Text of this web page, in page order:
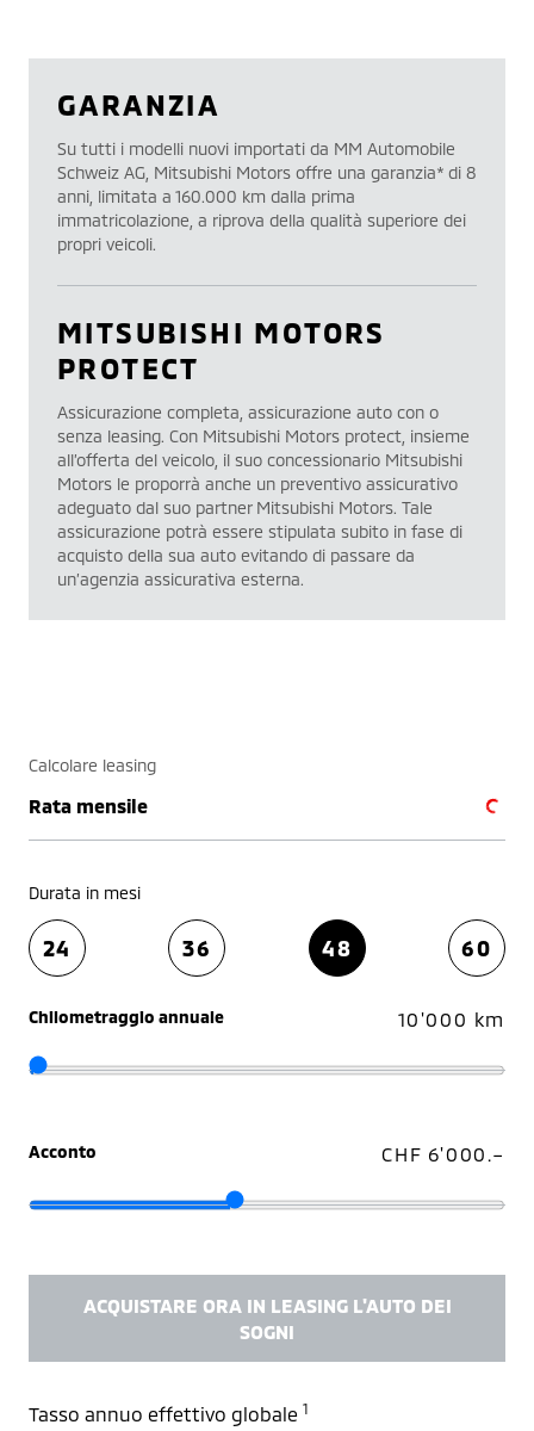
GARANZIA
Su tutti i modelli nuovi importati da MM Automobile
Schweiz AG, Mitsubishi Motors offre una garanzia* di 8
anni, limitata a 160.000 km dalla prima
immatricolazione, a riprova della qualità superiore dei
propri veicoli.
MITSUBISHI MOTORS
PROTECT
Assicurazione completa, assicurazione auto con o
senza leasing. Con Mitsubishi Motors protect, insieme
all’offerta del veicolo, il suo concessionario Mitsubishi
Motors le proporrà anche un preventivo assicurativo
adeguato dal suo partner Mitsubishi Motors. Tale
assicurazione potrà essere stipulata subito in fase di
acquisto della sua auto evitando di passare da
un’agenzia assicurativa esterna.
Calcolare leasing
Rata mensile
Durata in mesi
24 36 48 60
Chilometraggio annuale 10'000 km
Acconto CHF 6'000.–
ACQUISTARE ORA IN LEASING L'AUTO DEI
SOGNI
Tasso annuo effettivo globale 1